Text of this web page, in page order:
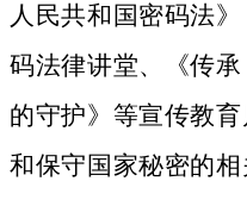
人民共和国密码法》
码法律讲堂、
《传
的守护》等宣传教育
和保守国家秘密的